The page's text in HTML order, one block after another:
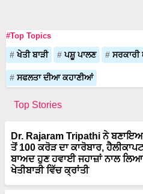
#Top Topics
ਖੇਤੀ ਬਾੜੀ ਪਸ਼ੂ ਪਾਲਣ ਸਰਕਾਰੀ
ਸਫਲਤਾ ਦੀਆ ਕਹਾਣੀਆਂ
Top Stories
Dr. Rajaram Tripathi ਨੇ ਬਣਾਇਆ
ਤੋਂ 100 ਕਰੋੜ ਦਾ ਕਾਰੋਬਾਰ,
ਬਾਅਦ ਹੁਣ ਹਵਾਈ ਜਹਾਜ਼ਾਂ ਨਾਲ
ਖੇਤੀਬਾੜੀ ਵਿੱਚ ਕ੍ਰਾਂਤੀ